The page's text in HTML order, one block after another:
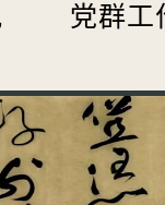
党群工